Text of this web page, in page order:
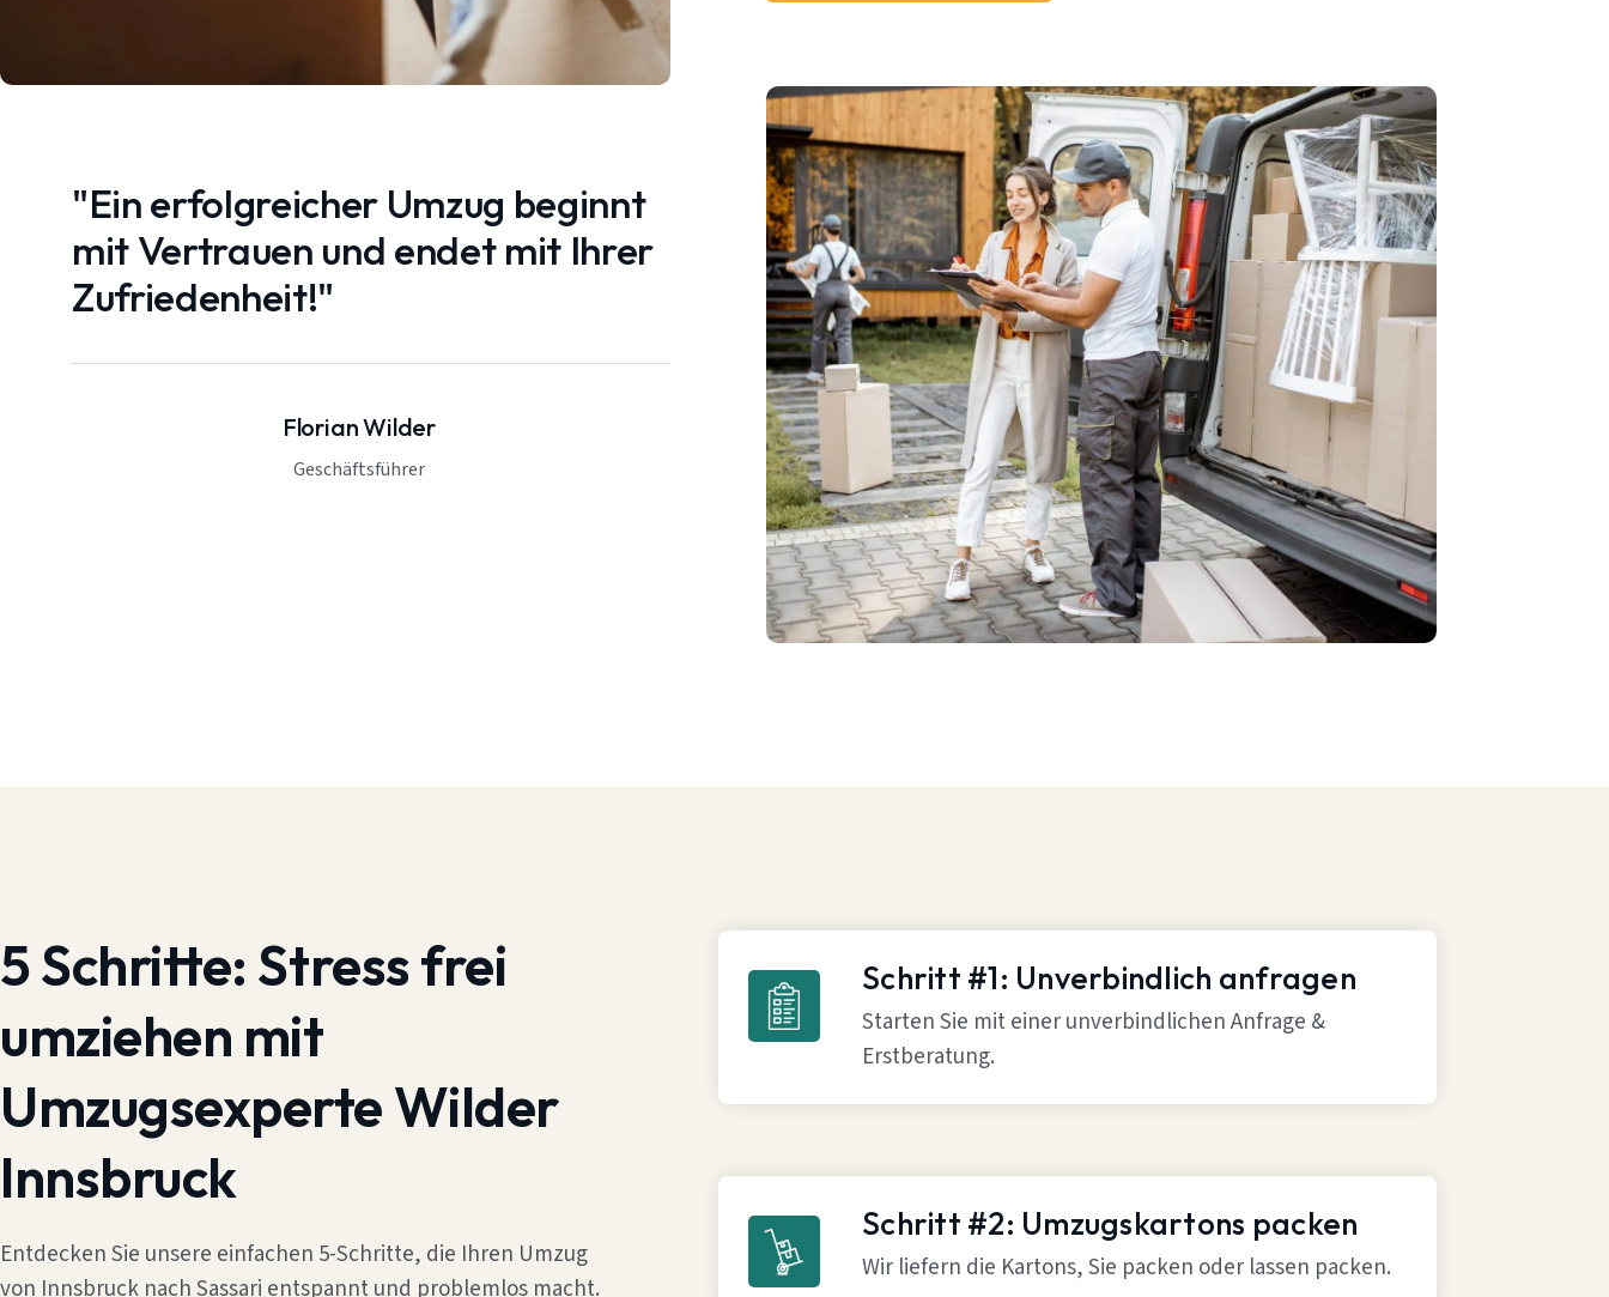
"Ein erfolgreicher Umzug beginnt
mit Vertrauen und endet mit Ihrer
Zufriedenheit!"
Florian Wilder
Geschäftsführer
5 Schritte: Stress frei
umziehen mit
Umzugsexperte Wilder
Innsbruck
Entdecken Sie unsere einfachen 5-Schritte, die Ihren Umzug
von Innsbruck nach Sassari entspannt und problemlos macht.
Schritt #1: Unverbindlich anfragen
Starten Sie mit einer unverbindlichen Anfrage &
Erstberatung.
Schritt #2: Umzugskartons packen
Wir liefern die Kartons, Sie packen oder lassen packen.